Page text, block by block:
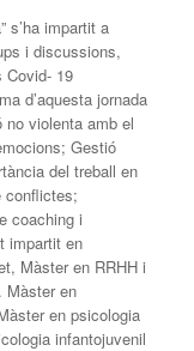
s’ha impartit a
i discussions,
Covid- 19
d’aquesta jornada
violenta amb el
Gestió
del treball en
conflictes;
coaching i
impartit en
Màster en RRHH i
Màster en
en psicologia
infantojuvenil